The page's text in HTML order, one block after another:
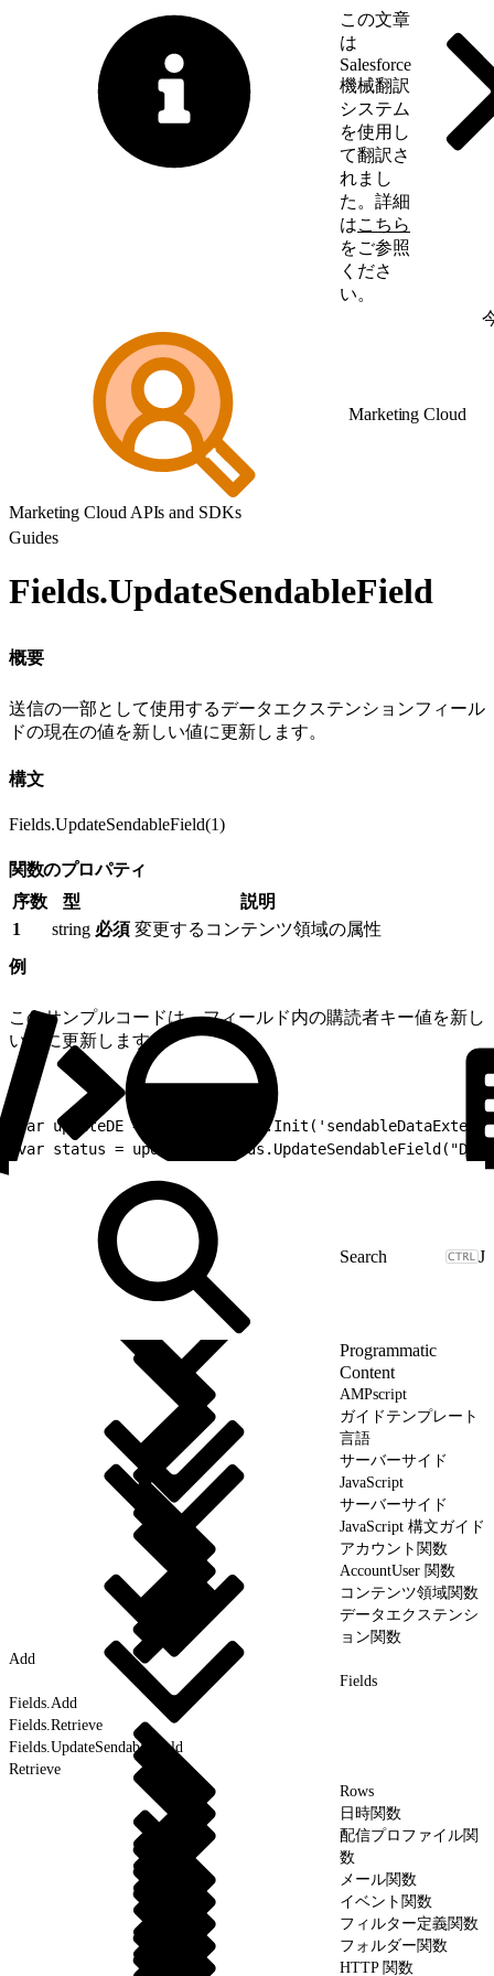
この文章
は
Salesforce
機械翻訳
システム
を使用し
て翻訳さ
れまし
た。詳細
はこちら
をご参照
くださ
い。
Marketing Cloud
Marketing Cloud APIs and SDKs
Guides
Fields.UpdateSendableField
概要
送信の一部として使用するデータエクステンションフィール
ドの現在の値を新しい値に更新します。
構文
Fields.UpdateSendableField(1)
関数のプロパティ
序数
型
説明
1
string 必須 変更するコンテンツ領域の属性
例
このサンプルコードは、フィールド内の購読者キー値を新し
い値に更新します。
var updateDE =
var status =
J
Programmatic
Content
AMPscript
ガイドテンプレート
言語
サーバーサイド
JavaScript
サーバーサイド
JavaScript 構文ガイド
アカウント関数
AccountUser 関数
コンテンツ領域関数
データエクステンシ
ョン関数
Add
Fields
Fields.Add
Fields.Retrieve
Fields.UpdateSendableField
Retrieve
Rows
日時関数
配信プロファイル関
数
メール関数
イベント関数
フィルター定義関数
フォルダー関数
HTTP 関数